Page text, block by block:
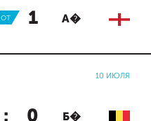
: 1 А�
ОТ
10 ИЮЛЯ
: 0 Б�